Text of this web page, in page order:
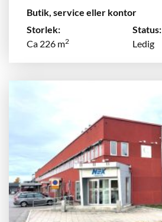
Butik, service eller kontor
Storlek:
Status:
Ca 226 m2 Ledig